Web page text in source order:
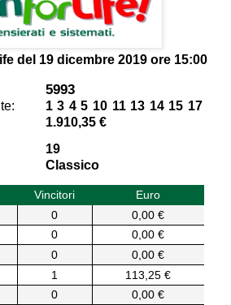
del 19 dicembre 2019 ore 15:00
5993
1 3 4 5 10 11 13 14 15 17
1.910,35 €
19
Classico
Vincitori
Euro
0
0,00 €
0
0,00 €
0
0,00 €
1
113,25 €
0
0,00 €